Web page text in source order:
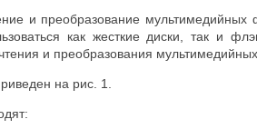
и преобразование
как жесткие диски, так и
и преобразования
на рис. 1.